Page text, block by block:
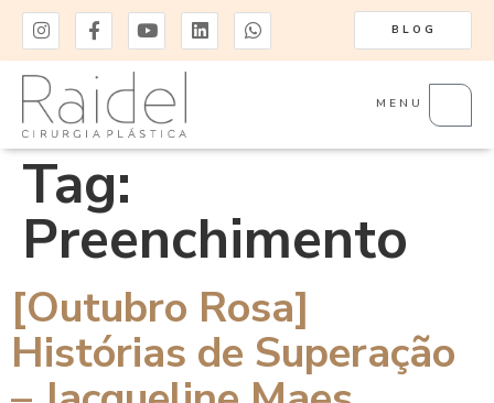
BLOG
MENU
Tag:
Preenchimento
[Outubro Rosa]
Histórias de Superação